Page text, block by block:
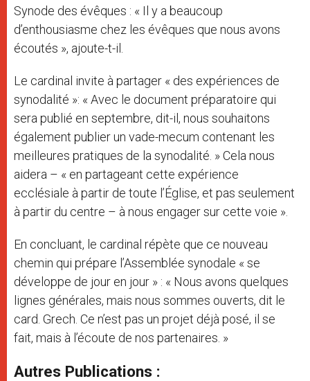
Synode des évêques : « Il y a beaucoup
d’enthousiasme chez les évêques que nous avons
écoutés », ajoute-t-il.
Le cardinal invite à partager « des expériences de
synodalité »: « Avec le document préparatoire qui
sera publié en septembre, dit-il, nous souhaitons
également publier un vade-mecum contenant les
meilleures pratiques de la synodalité. » Cela nous
aidera – « en partageant cette expérience
ecclésiale à partir de toute l’Église, et pas seulement
à partir du centre – à nous engager sur cette voie ».
En concluant, le cardinal répète que ce nouveau
chemin qui prépare l’Assemblée synodale « se
développe de jour en jour » : « Nous avons quelques
lignes générales, mais nous sommes ouverts, dit le
card. Grech. Ce n’est pas un projet déjà posé, il se
fait, mais à l’écoute de nos partenaires. »
Autres Publications :